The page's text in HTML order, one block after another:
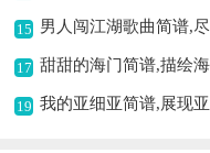
15
17
19